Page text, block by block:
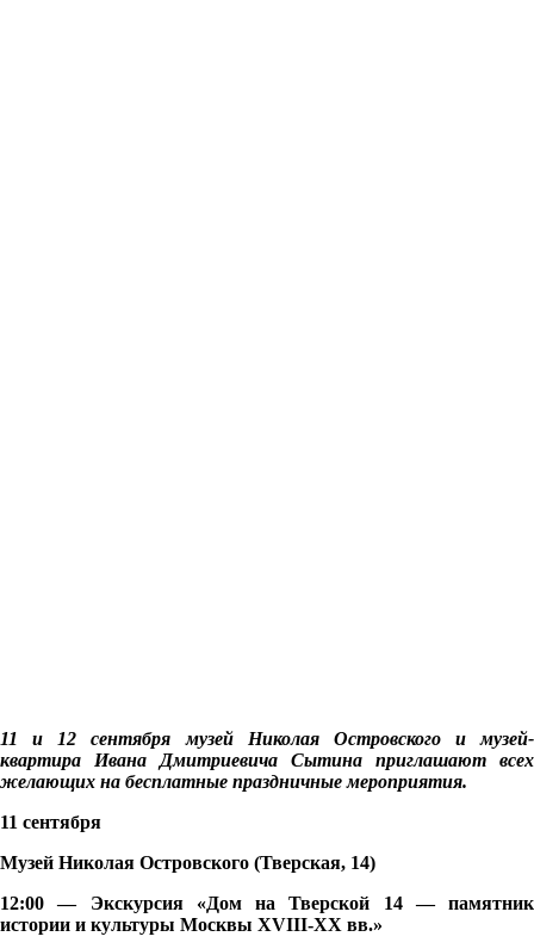
11 и 12 сентября музей Николая Островского и музей-
квартира Ивана Дмитриевича Сытина приглашают всех
желающих на бесплатные праздничные мероприятия.
11 сентября
Музей Николая Островского (Тверская, 14)
12:00 — Экскурсия «Дом на Тверской 14 — памятник
истории и культуры Москвы XVIII-XX вв.»